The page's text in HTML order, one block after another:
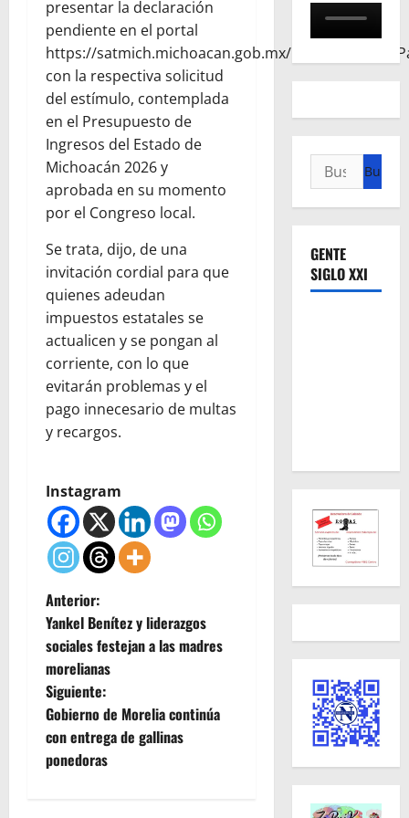
presentar la declaración
pendiente en el portal
https://satmich.michoacan.gob.mx/
con la respectiva solicitud
del estímulo, contemplada
en el Presupuesto de
Ingresos del Estado de
Michoacán 2026 y
aprobada en su momento
por el Congreso local.
Se trata, dijo, de una
invitación cordial para que
quienes adeudan
impuestos estatales se
actualicen y se pongan al
corriente, con lo que
evitarán problemas y el
pago innecesario de multas
y recargos.
Instagram
N
a
v
e
g
Anterior:
Yankel Benítez y liderazgos
sociales festejan a las madres
morelianas
Siguiente:
Gobierno de Morelia continúa
con entrega de gallinas
ponedoras
Buscar:
GENTE
SIGLO XXI